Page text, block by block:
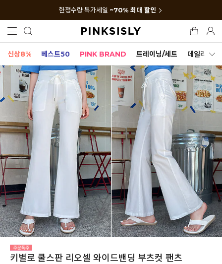
한정수량 특가세일 ~70% 최대 할인
신상8% 베스트50 PINK BRAND 트레이닝/세트 데일리세트
키별로 쿨스판 리오셀 와이드밴딩 부츠컷 팬츠